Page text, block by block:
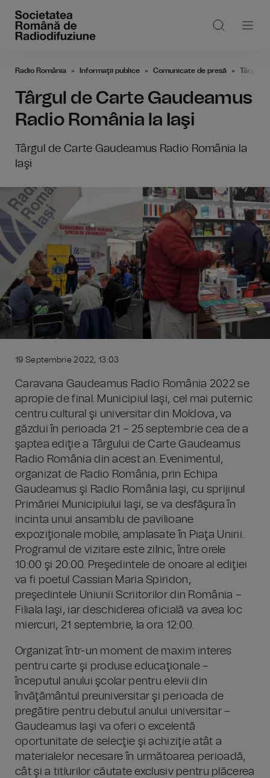
Radio România Informaţii publice Comunicate de presă Târgul
Târgul de Carte Gaudeamus
Radio România la Iaşi
Târgul de Carte Gaudeamus Radio România la
Iaşi
19 Septembrie 2022, 13:03
Caravana Gaudeamus Radio România 2022 se
apropie de final. Municipiul Iaşi, cel mai puternic
centru cultural şi universitar din Moldova, va
găzdui în perioada 21 – 25 septembrie cea de a
şaptea ediţie a Târgului de Carte Gaudeamus
Radio România din acest an. Evenimentul,
organizat de Radio România, prin Echipa
Gaudeamus şi Radio România Iaşi, cu sprijinul
Primăriei Municipiului Iaşi, se va desfăşura în
incinta unui ansamblu de pavilioane
expoziţionale mobile, amplasate în Piaţa Unirii.
Programul de vizitare este zilnic, între orele
10:00 şi 20:00. Preşedintele de onoare al ediţiei
va fi poetul Cassian Maria Spiridon,
preşedintele Uniunii Scriitorilor din România –
Filiala Iaşi, iar deschiderea oficială va avea loc
miercuri, 21 septembrie, la ora 12:00.
Organizat într-un moment de maxim interes
pentru carte şi produse educaţionale –
începutul anului şcolar pentru elevii din
învăţământul preuniversitar şi perioada de
pregătire pentru debutul anului universitar –
Gaudeamus Iaşi va oferi o excelentă
oportunitate de selecţie şi achiziţie atât a
materialelor necesare în următoarea perioadă,
cât şi a titlurilor căutate exclusiv pentru plăcerea